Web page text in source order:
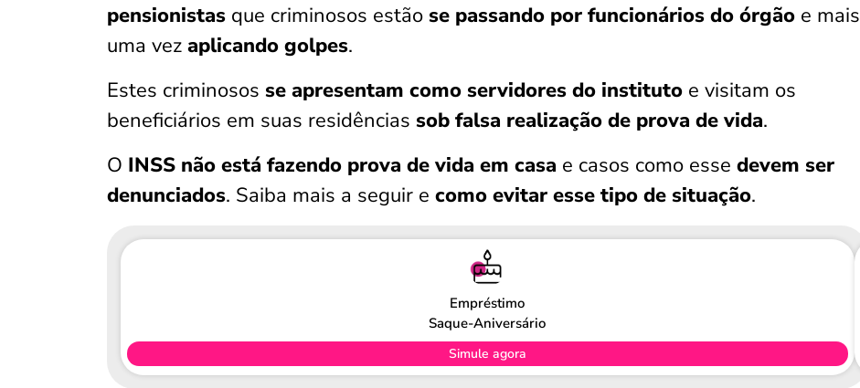
pensionistas que criminosos estão se passando por funcionários do órgão e mais
uma vez aplicando golpes.
Estes criminosos se apresentam como servidores do instituto e visitam os
beneficiários em suas residências sob falsa realização de prova de vida.
O INSS não está fazendo prova de vida em casa e casos como esse devem ser
denunciados. Saiba mais a seguir e como evitar esse tipo de situação.
Empréstimo
Saque-Aniversário
Simule agora